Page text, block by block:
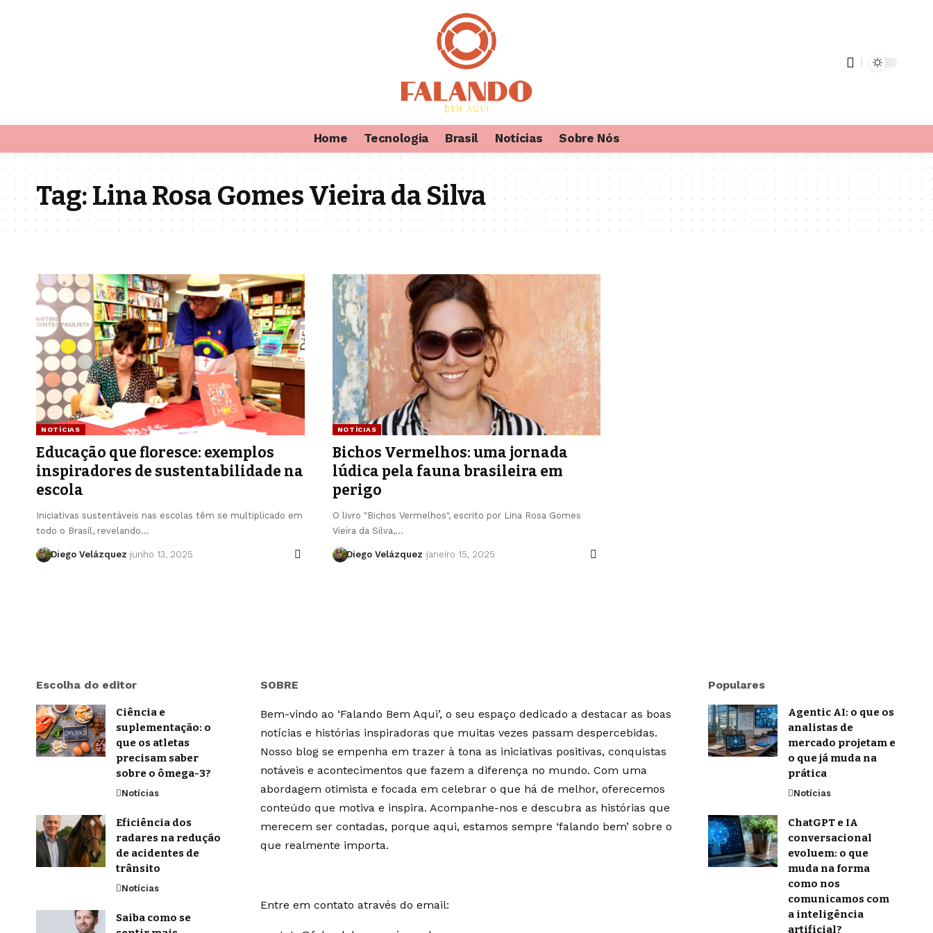
Home Tecnologia Brasil Notícias Sobre Nós
Tag:Lina Rosa Gomes Vieira da Silva
NOTÍCIAS
Educação que floresce: exemplos
inspiradores de sustentabilidade na
escola
Iniciativas sustentáveis nas escolas têm se multiplicado em
todo o Brasil, revelando…
Diego Velázquez junho 13, 2025
NOTÍCIAS
Bichos Vermelhos: uma jornada
lúdica pela fauna brasileira em
perigo
O livro "Bichos Vermelhos", escrito por Lina Rosa Gomes
Vieira da Silva,…
Diego Velázquez janeiro 15, 2025
Escolha do editor
Ciência e
suplementação: o
que os atletas
precisam saber
sobre o ômega-3?
Notícias
Eficiência dos
radares na redução
de acidentes de
trânsito
Notícias
Saiba como se
SOBRE
Bem-vindo ao ‘Falando Bem Aqui’, o seu espaço dedicado a destacar as boas
notícias e histórias inspiradoras que muitas vezes passam despercebidas.
Nosso blog se empenha em trazer à tona as iniciativas positivas, conquistas
notáveis e acontecimentos que fazem a diferença no mundo. Com uma
abordagem otimista e focada em celebrar o que há de melhor, oferecemos
conteúdo que motiva e inspira. Acompanhe-nos e descubra as histórias que
merecem ser contadas, porque aqui, estamos sempre ‘falando bem’ sobre o
que realmente importa.
Entre em contato através do email:
Populares
Agentic AI: o que os
analistas de
mercado projetam e
o que já muda na
prática
Notícias
ChatGPT e IA
conversacional
evoluem: o que
muda na forma
como nos
comunicamos com
a inteligência
artificial?